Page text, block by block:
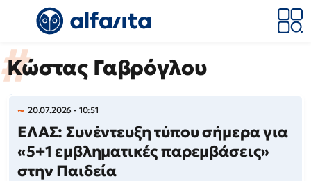
Κώστας Γαβρόγλου
20.07.2026 - 10:51
ΕΛΑΣ: Συνέντευξη τύπου σήμερα για
«5+1 εμβληματικές παρεμβάσεις»
στην Παιδεία